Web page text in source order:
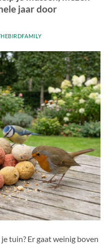
jaar door
tuin? Er gaat weinig boven